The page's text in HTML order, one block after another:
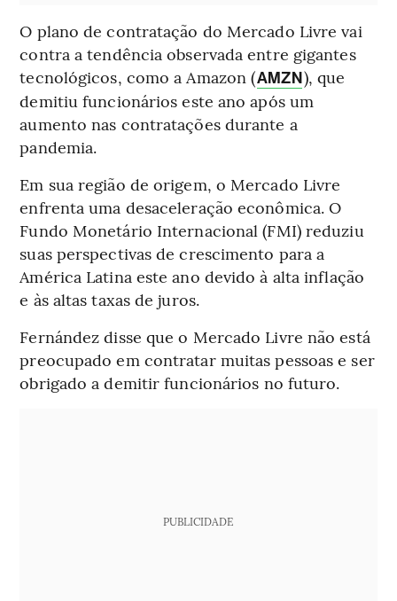
O plano de contratação do Mercado Livre vai
contra a tendência observada entre gigantes
tecnológicos, como a Amazon (AMZN), que
demitiu funcionários este ano após um
aumento nas contratações durante a
pandemia.
Em sua região de origem, o Mercado Livre
enfrenta uma desaceleração econômica. O
Fundo Monetário Internacional (FMI) reduziu
suas perspectivas de crescimento para a
América Latina este ano devido à alta inflação
e às altas taxas de juros.
Fernández disse que o Mercado Livre não está
preocupado em contratar muitas pessoas e ser
obrigado a demitir funcionários no futuro.
PUBLICIDADE